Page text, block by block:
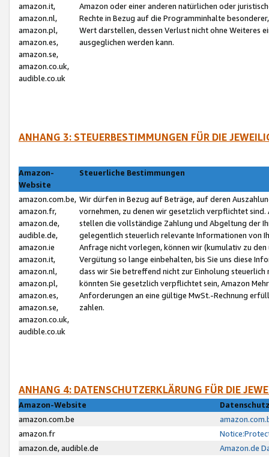
amazon.it,
amazon.nl,
amazon.pl,
amazon.es,
amazon.se,
amazon.co.uk,
audible.co.uk
Amazon oder einer anderen natürlichen oder
Rechte in Bezug auf die Programminhalte
Wert darstellen, dessen Verlust nicht ohne Weiteres
ausgeglichen werden kann.
ANHANG 3: STEUERBESTIMMUNGEN FÜR DIE
Amazon-
Website
Steuerliche Bestimmungen
amazon.com.be,
amazon.fr,
amazon.de,
audible.de,
amazon.ie
amazon.it,
amazon.nl,
amazon.pl,
amazon.es,
amazon.se,
amazon.co.uk,
audible.co.uk
Wir dürfen in Bezug auf Beträge, auf deren
vornehmen, zu denen wir gesetzlich verpflichtet
stellen die vollständige Zahlung und Abgeltung der
gelegentlich steuerlich relevante Informationen von
Anfrage nicht vorlegen, können wir (kumulativ zu
Vergütung so lange einbehalten, bis Sie uns diese
dass wir Sie betreffend nicht zur Einholung
könnten Sie gesetzlich verpflichtet sein, Amazon
Anforderungen an eine gültige MwSt.-Rechnung
zahlen.
ANHANG 4: DATENSCHUTZERKLÄRUNG FÜR DIE
Amazon-Website
amazon.com.be
amazon.fr
amazon.de, audible.de
Amazon.de